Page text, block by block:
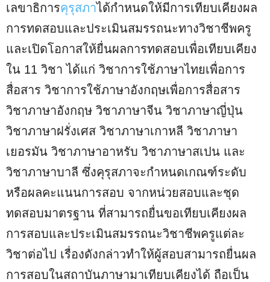
เลขาธิการคุรุสภาได้กำหนดให้มีการเทียบเคียงผล
การทดสอบและประเมินสมรรถนะทางวิชาชีพครู
และเปิดโอกาสให้ยื่นผลการทดสอบเพื่อเทียบเคียง
ใน 11 วิชา ได้แก่ วิชาการใช้ภาษาไทยเพื่อการ
สื่อสาร วิชาการใช้ภาษาอังกฤษเพื่อการสื่อสาร
วิชาภาษาอังกฤษ วิชาภาษาจีน วิชาภาษาญี่ปุ่น
วิชาภาษาฝรั่งเศส วิชาภาษาเกาหลี วิชาภาษา
เยอรมัน วิชาภาษาอาหรับ วิชาภาษาสเปน และ
วิชาภาษาบาลี ซึ่งคุรุสภาจะกำหนดเกณฑ์ระดับ
หรือผลคะแนนการสอบ จากหน่วยสอบและชุด
ทดสอบมาตรฐาน ที่สามารถยื่นขอเทียบเคียงผล
การสอบและประเมินสมรรถนะวิชาชีพครูแต่ละ
วิชาต่อไป เรื่องดังกล่าวทำให้ผู้สอบสามารถยื่นผล
การสอบในสถาบันภาษามาเทียบเคียงได้ ถือเป็น